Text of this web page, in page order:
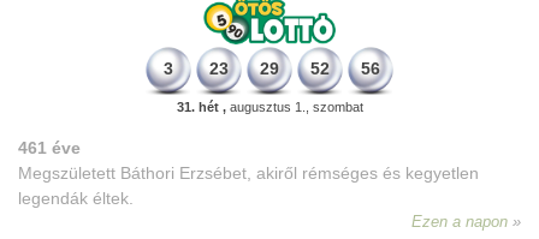
3 23 29 52 56
31. hét ,augusztus 1., szombat
461 éve
Megszületett Báthori Erzsébet, akiről rémséges és kegyetlen
legendák éltek.
Ezen a napon